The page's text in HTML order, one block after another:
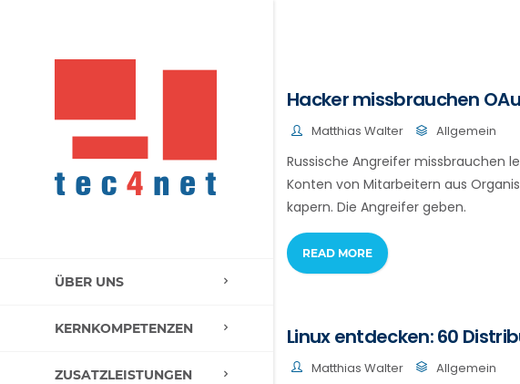
ÜBER UNS
KERNKOMPETENZEN
ZUSATZLEISTUNGEN
Hacker missbrauchen
Matthias Walter Allgemein
Russische Angreifer missbrauchen
Konten von Mitarbeitern aus
kapern. Die Angreifer geben.
READ MORE
Linux entdecken: 60
Matthias Walter Allgemein